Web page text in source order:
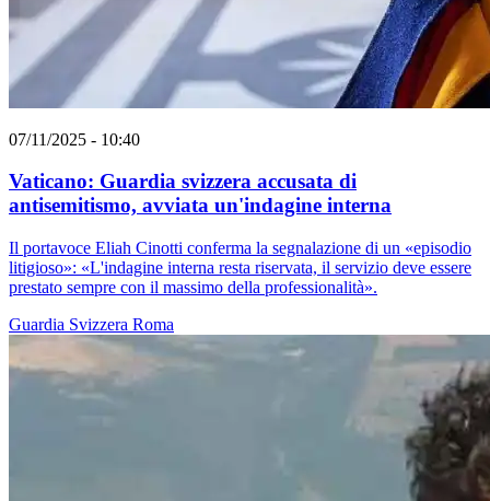
07/11/2025 - 10:40
Vaticano: Guardia svizzera accusata di
antisemitismo, avviata un'indagine interna
Il portavoce Eliah Cinotti conferma la segnalazione di un «episodio
litigioso»: «L'indagine interna resta riservata, il servizio deve essere
prestato sempre con il massimo della professionalità».
Guardia Svizzera Roma